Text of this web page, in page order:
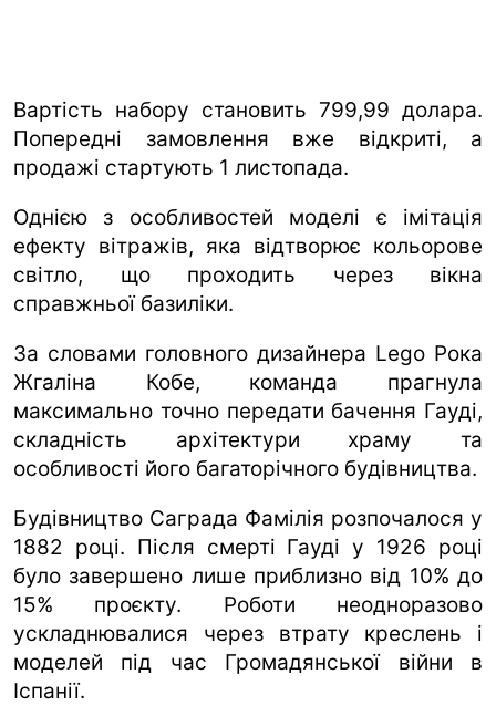
Вартість набору становить 799,99 долара.
Попередні замовлення вже відкриті, а
продажі стартують 1 листопада.
Однією з особливостей моделі є імітація
ефекту вітражів, яка відтворює кольорове
світло, що проходить через вікна
справжньої базиліки.
За словами головного дизайнера Lego Рока
Жгаліна Кобе, команда прагнула
максимально точно передати бачення Гауді,
складність архітектури храму та
особливості його багаторічного будівництва.
Будівництво Саграда Фамілія розпочалося у
1882 році. Після смерті Гауді у 1926 році
було завершено лише приблизно від 10% до
15% проєкту. Роботи неодноразово
ускладнювалися через втрату креслень і
моделей під час Громадянської війни в
Іспанії.